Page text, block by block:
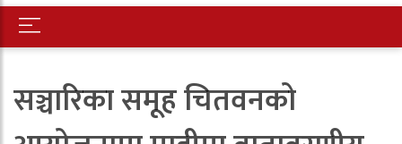
सञ्चारिका समूह चितवनको